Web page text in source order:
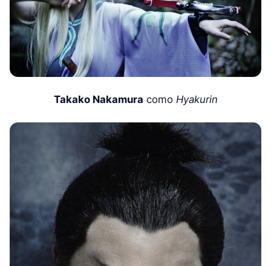
Takako Nakamura como Hyakurin